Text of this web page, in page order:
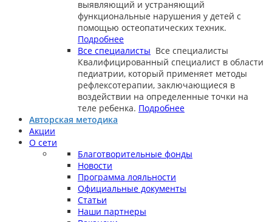
выявляющий и устраняющий
функциональные нарушения у детей с
помощью остеопатических техник.
Подробнее
Все специалисты Все специалисты
Квалифицированный специалист в области
педиатрии, который применяет методы
рефлексотерапии, заключающиеся в
воздействии на определенные точки на
теле ребенка. Подробнее
Авторская методика
Акции
О сети
Благотворительные фонды
Новости
Программа лояльности
Официальные документы
Статьи
Наши партнеры